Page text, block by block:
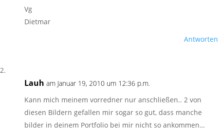
Vg
Dietmar
Antworten
Lauh am Januar 19, 2010 um 12:36 p.m.
Kann mich meinem vorredner nur anschließen.. 2 von
diesen Bildern gefallen mir sogar so gut, dass manche
bilder in deinem Portfolio bei mir nicht so ankommen…